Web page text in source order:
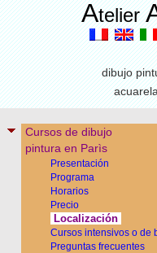
Atelier
dibujo
Cursos de dibujo
pintura en Parìs
Presentación
Programa
Horarios
Precio
Localización
Cursos intensivos o de
Preguntas frecuentes